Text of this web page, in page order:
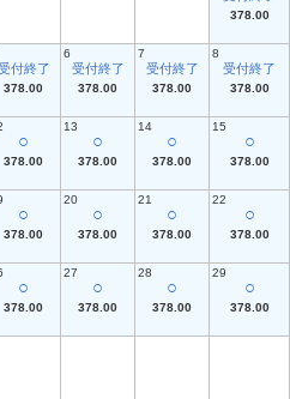
378.00
付終了
378.00
6
受付終了
378.00
7
受付終了
378.00
8
受付終了
378.00
○
378.00
13
○
378.00
14
○
378.00
15
○
378.00
○
378.00
20
○
378.00
21
○
378.00
22
○
378.00
○
378.00
27
○
378.00
28
○
378.00
29
○
378.00